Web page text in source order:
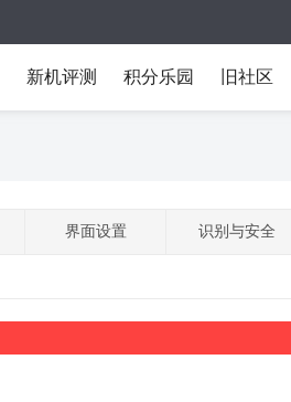
新机评测 积分乐园 旧社区
界面设置 识别与安全